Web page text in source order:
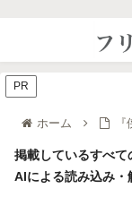
ホーム
掲載しているすべ
AIによる読み込み・
PR